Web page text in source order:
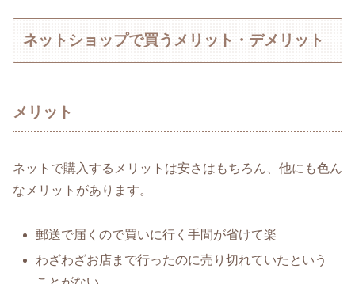
ネットショップで買うメリット・デメリット
メリット
ネットで購入するメリットは安さはもちろん、他にも色ん
なメリットがあります。
郵送で届くので買いに行く手間が省けて楽
わざわざお店まで行ったのに売り切れていたという